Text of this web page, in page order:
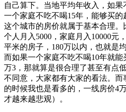
自己算下。当地平均年收入，如
一个家庭不吃不喝15年，能够买的
这个城市的房价就属于基本合理。
个人月入5000，家庭月入10000元
平米的房子，180万以内，也就是
而如果一个家庭不吃不喝10年就能
万3，那就算是很合理了甚至有点
不同意，大家都有大家的看法。
的时候我也是看多的，一线房价4
才越来越悲观）。